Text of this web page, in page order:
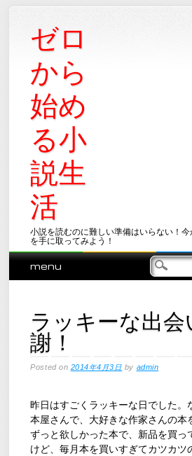
ゼロ
から
始め
る小
説生
活
小説を読むのに難しい準備はいらない！
を手に取ってみよう！
Main menu
Skip
menu
ラッキーな出
謝！
Posted on 2014年4月3日 by admin
昨日はすごくラッキーな日でした。
本屋さんで、大好きな作家さんの本
ずっと欲しかった本で、新品を買っ
けど、毎月本を買いすぎてカツカツ